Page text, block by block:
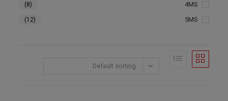
4MS
(8)
5MS
(12)
Default sorting